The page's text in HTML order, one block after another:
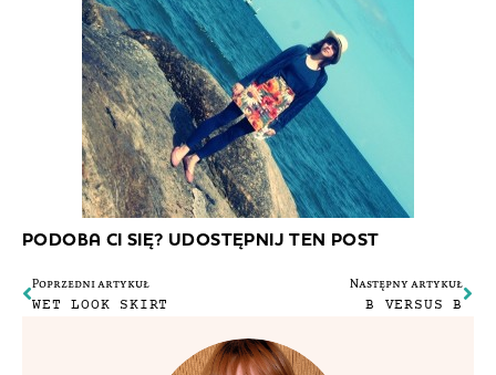
PODOBA CI SIĘ? UDOSTĘPNIJ TEN POST
Poprzedni artykuł
WET LOOK SKIRT
Następny artykuł
B VERSUS B